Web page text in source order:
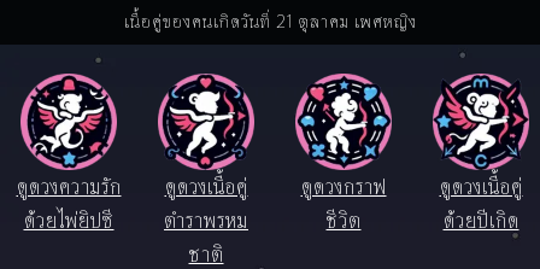
เนื้อคู่ของคนเกิดวันที่ 21 ตุลาคม เพศหญิง
ดูดวงความรัก
ด้วยไพ่ยิปซี
ดูดวงเนื้อคู่
ตำราพรหม
ชาติ
ดูดวงกราฟ
ชีวิต
ดูดวงเนื้อคู่
ด้วยปีเกิด